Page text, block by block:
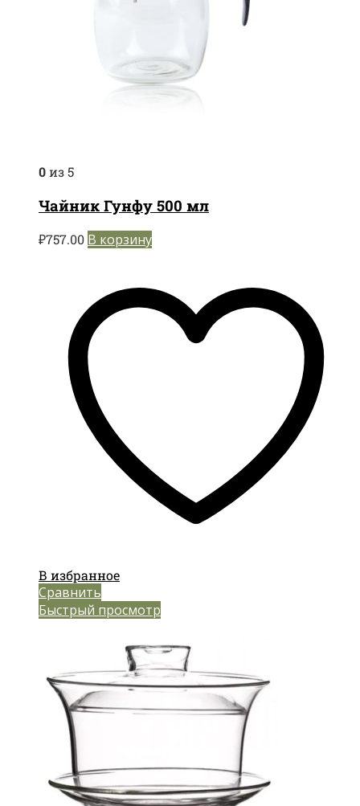
0из 5
Чайник Гунфу 500 мл
₽757.00 В корзину
В избранное
Сравнить
Быстрый просмотр